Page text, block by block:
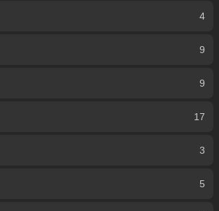
4
9
9
17
3
5